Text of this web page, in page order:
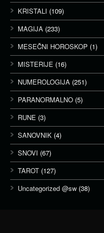
KRISTALI (109)
MAGIJA (233)
MESEČNI HOROSKOP (1)
MISTERIJE (16)
NUMEROLOGIJA (251)
PARANORMALNO (5)
RUNE (3)
SANOVNIK (4)
SNOVI (67)
TAROT (127)
Uncategorized @sw (38)